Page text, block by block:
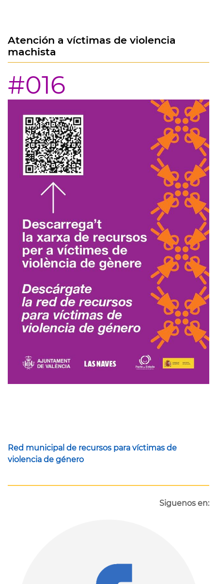
Atención a víctimas de violencia
machista
#016
Red municipal de recursos para víctimas de
violencia de género
Siguenos en: